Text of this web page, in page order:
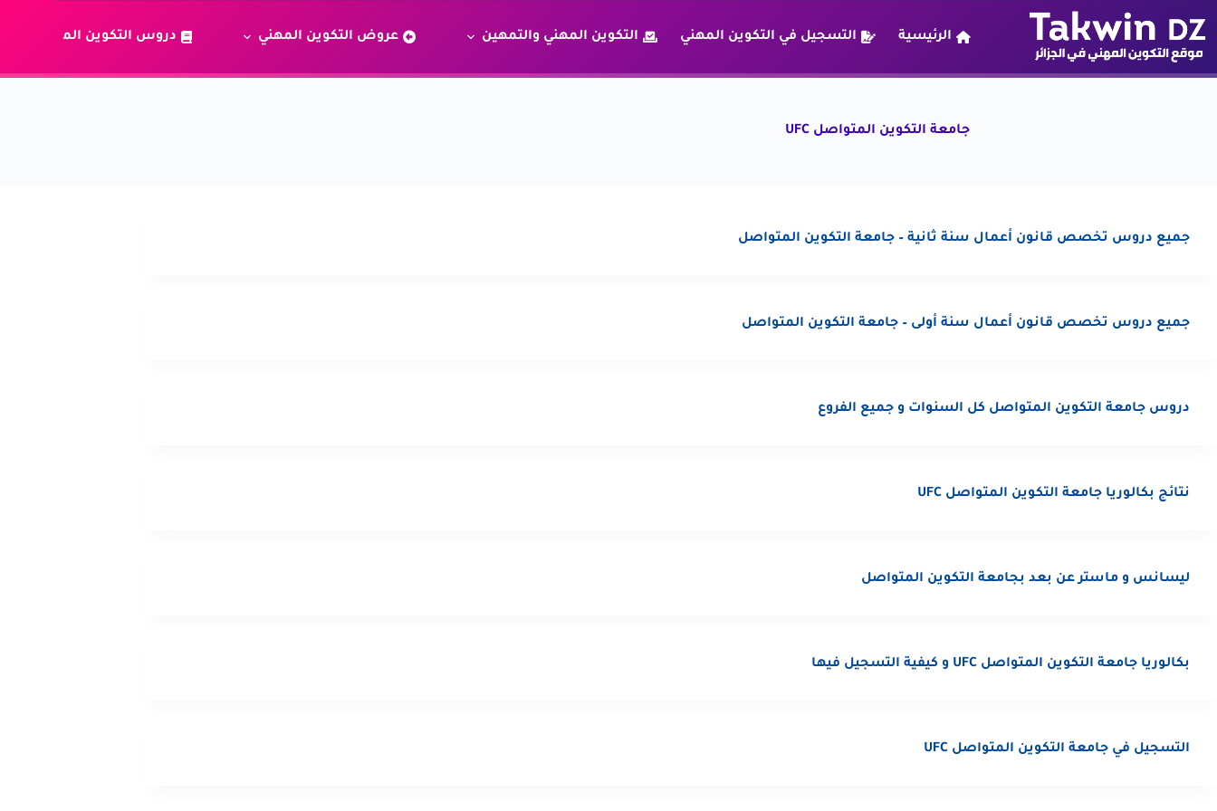
إلى
المحتوى
الرئيسية التسجيل في التكوين المهني التكوين المهني والتمهين عروض التكوين المهني دروس التكوين المهني
جامعة التكوين المتواصل UFC
جميع دروس تخصص قانون أعمال سنة ثانية – جامعة التكوين المتواصل
جميع دروس تخصص قانون أعمال سنة أولى – جامعة التكوين المتواصل
دروس جامعة التكوين المتواصل كل السنوات و جميع الفروع
نتائج بكالوريا جامعة التكوين المتواصل UFC
ليسانس و ماستر عن بعد بجامعة التكوين المتواصل
بكالوريا جامعة التكوين المتواصل UFC و كيفية التسجيل فيها
التسجيل في جامعة التكوين المتواصل UFC